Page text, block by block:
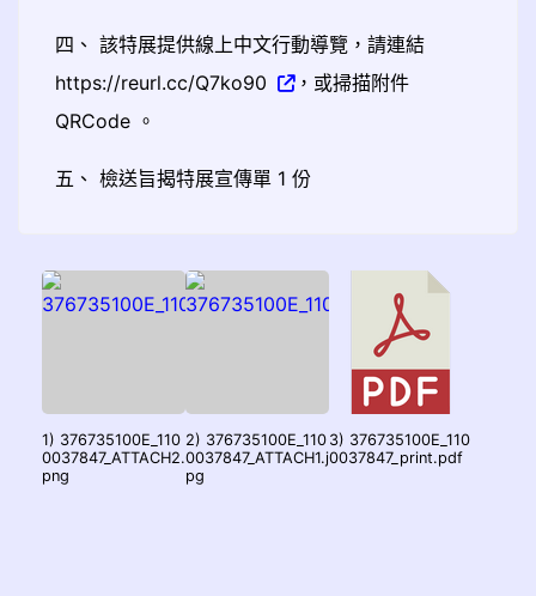
四、 該特展提供線上中文行動導覽，請連結
https://reurl.cc/Q7ko90
，或掃描附件
QRCode 。
五、 檢送旨揭特展宣傳單 1 份
1) 376735100E_110
0037847_ATTACH2.
png
2) 376735100E_110
0037847_ATTACH1.j
pg
3) 376735100E_110
0037847_print.pdf